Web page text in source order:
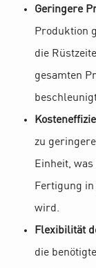
Geringere
Produktion
die
gesamten
zu
Einheit,
Fertigung
wird.
Flexibilität
die